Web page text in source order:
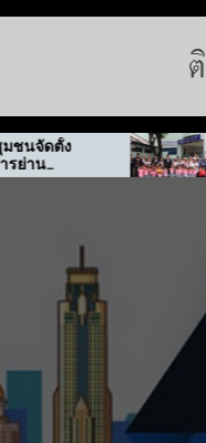
“เจ้าห
แห่งส
เยือนไ